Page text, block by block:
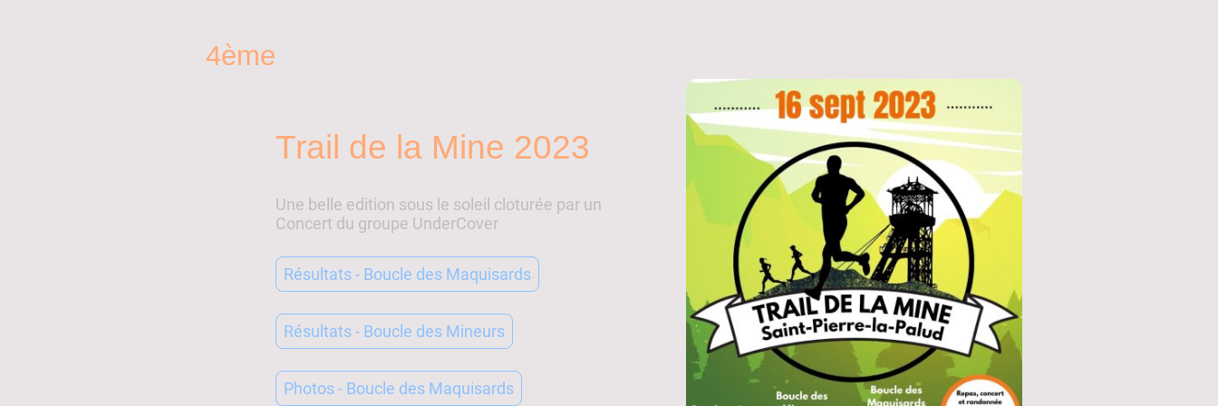
4ème
Trail de la Mine 2023
Une belle edition sous le soleil cloturée par un
Concert du groupe UnderCover
Résultats - Boucle des Maquisards
Résultats - Boucle des Mineurs
Photos - Boucle des Maquisards